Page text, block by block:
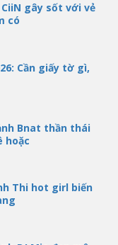
gây sốt với vẻ
có
Cần giấy tờ gì,
Bnat thần thái
hoặc
Thi hot girl biến